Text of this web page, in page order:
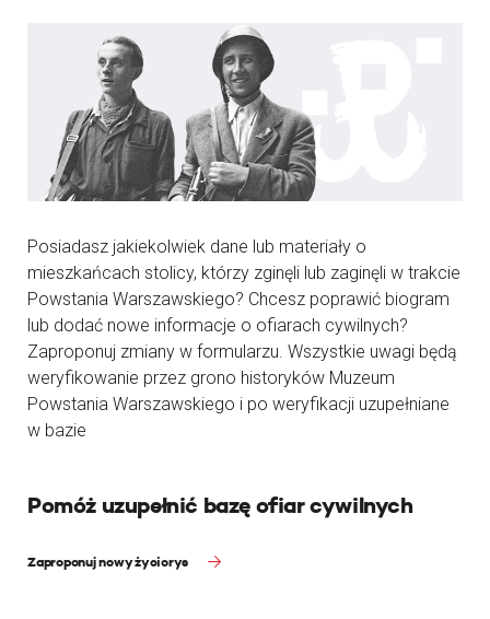
Posiadasz jakiekolwiek dane lub materiały o
mieszkańcach stolicy, którzy zginęli lub zaginęli w trakcie
Powstania Warszawskiego? Chcesz poprawić biogram
lub dodać nowe informacje o ofiarach cywilnych?
Zaproponuj zmiany w formularzu. Wszystkie uwagi będą
weryfikowanie przez grono historyków Muzeum
Powstania Warszawskiego i po weryfikacji uzupełniane
w bazie
Pomóż uzupełnić bazę ofiar cywilnych
Zaproponuj nowy życiorys